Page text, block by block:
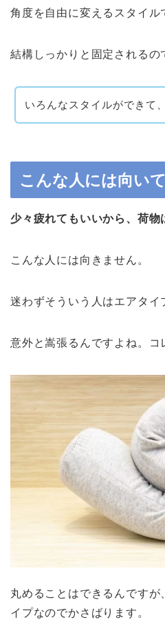
角度を自由に変えるスタイル
結構しっかりと固定されるの
いろんなスタイルができて
こんな人には向い
少々疲れてもいいから、荷物
こんな人には向きません。
迷わずそういう人はエアタイ
意外と嵩張るんですよね。コ
丸めることはできるんですが
イプなのでかさばります。